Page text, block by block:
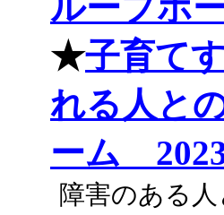
★子育て
れる人と
ーム
障害のある